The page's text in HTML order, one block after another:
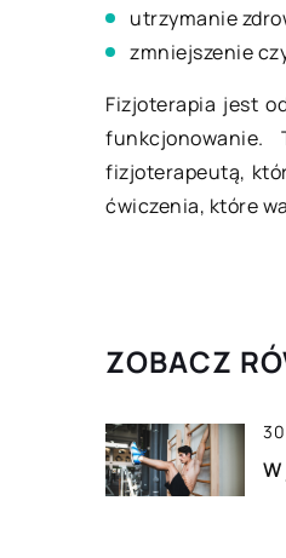
utrzymanie
zmniejszenie
Fizjoterapia jest
fizjoterapeutą,
ćwiczenia, które
ZOBACZ